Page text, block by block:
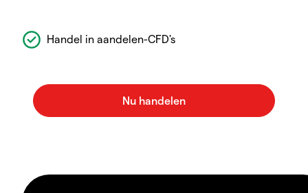
Handel in aandelen-CFD's